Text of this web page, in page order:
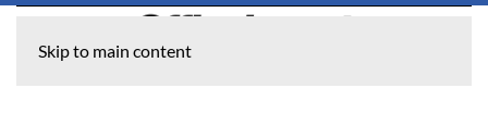
Skip to main content